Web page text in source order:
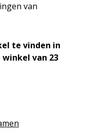
van
te vinden in
winkel van 23